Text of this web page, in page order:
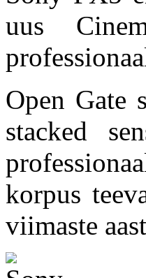
uus
Open Gate
stacked
korpus
viimaste